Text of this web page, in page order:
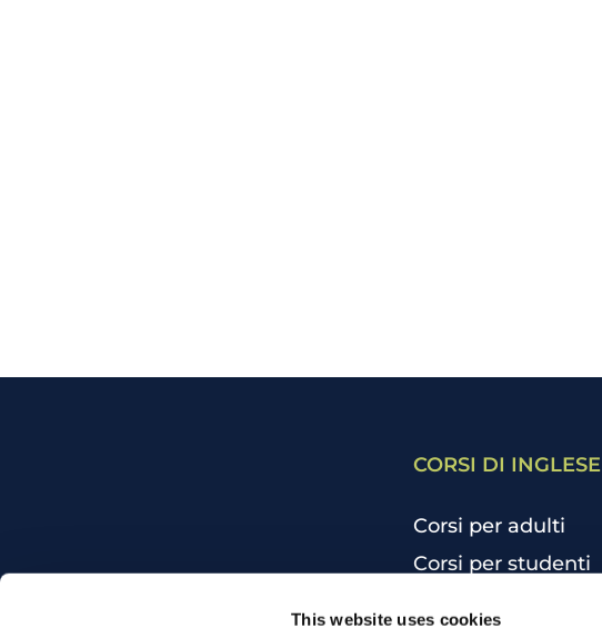
This website uses cookies
CORSI DI INGLESE
Corsi per adulti
Corsi per studenti